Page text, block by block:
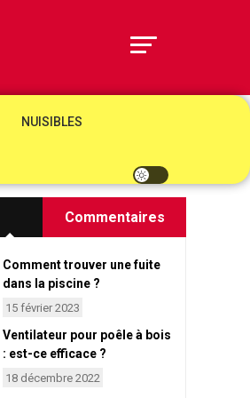
NUISIBLES
Commentaires
Comment trouver une fuite
dans la piscine ?
15 février 2023
Ventilateur pour poêle à bois
: est-ce efficace ?
18 décembre 2022